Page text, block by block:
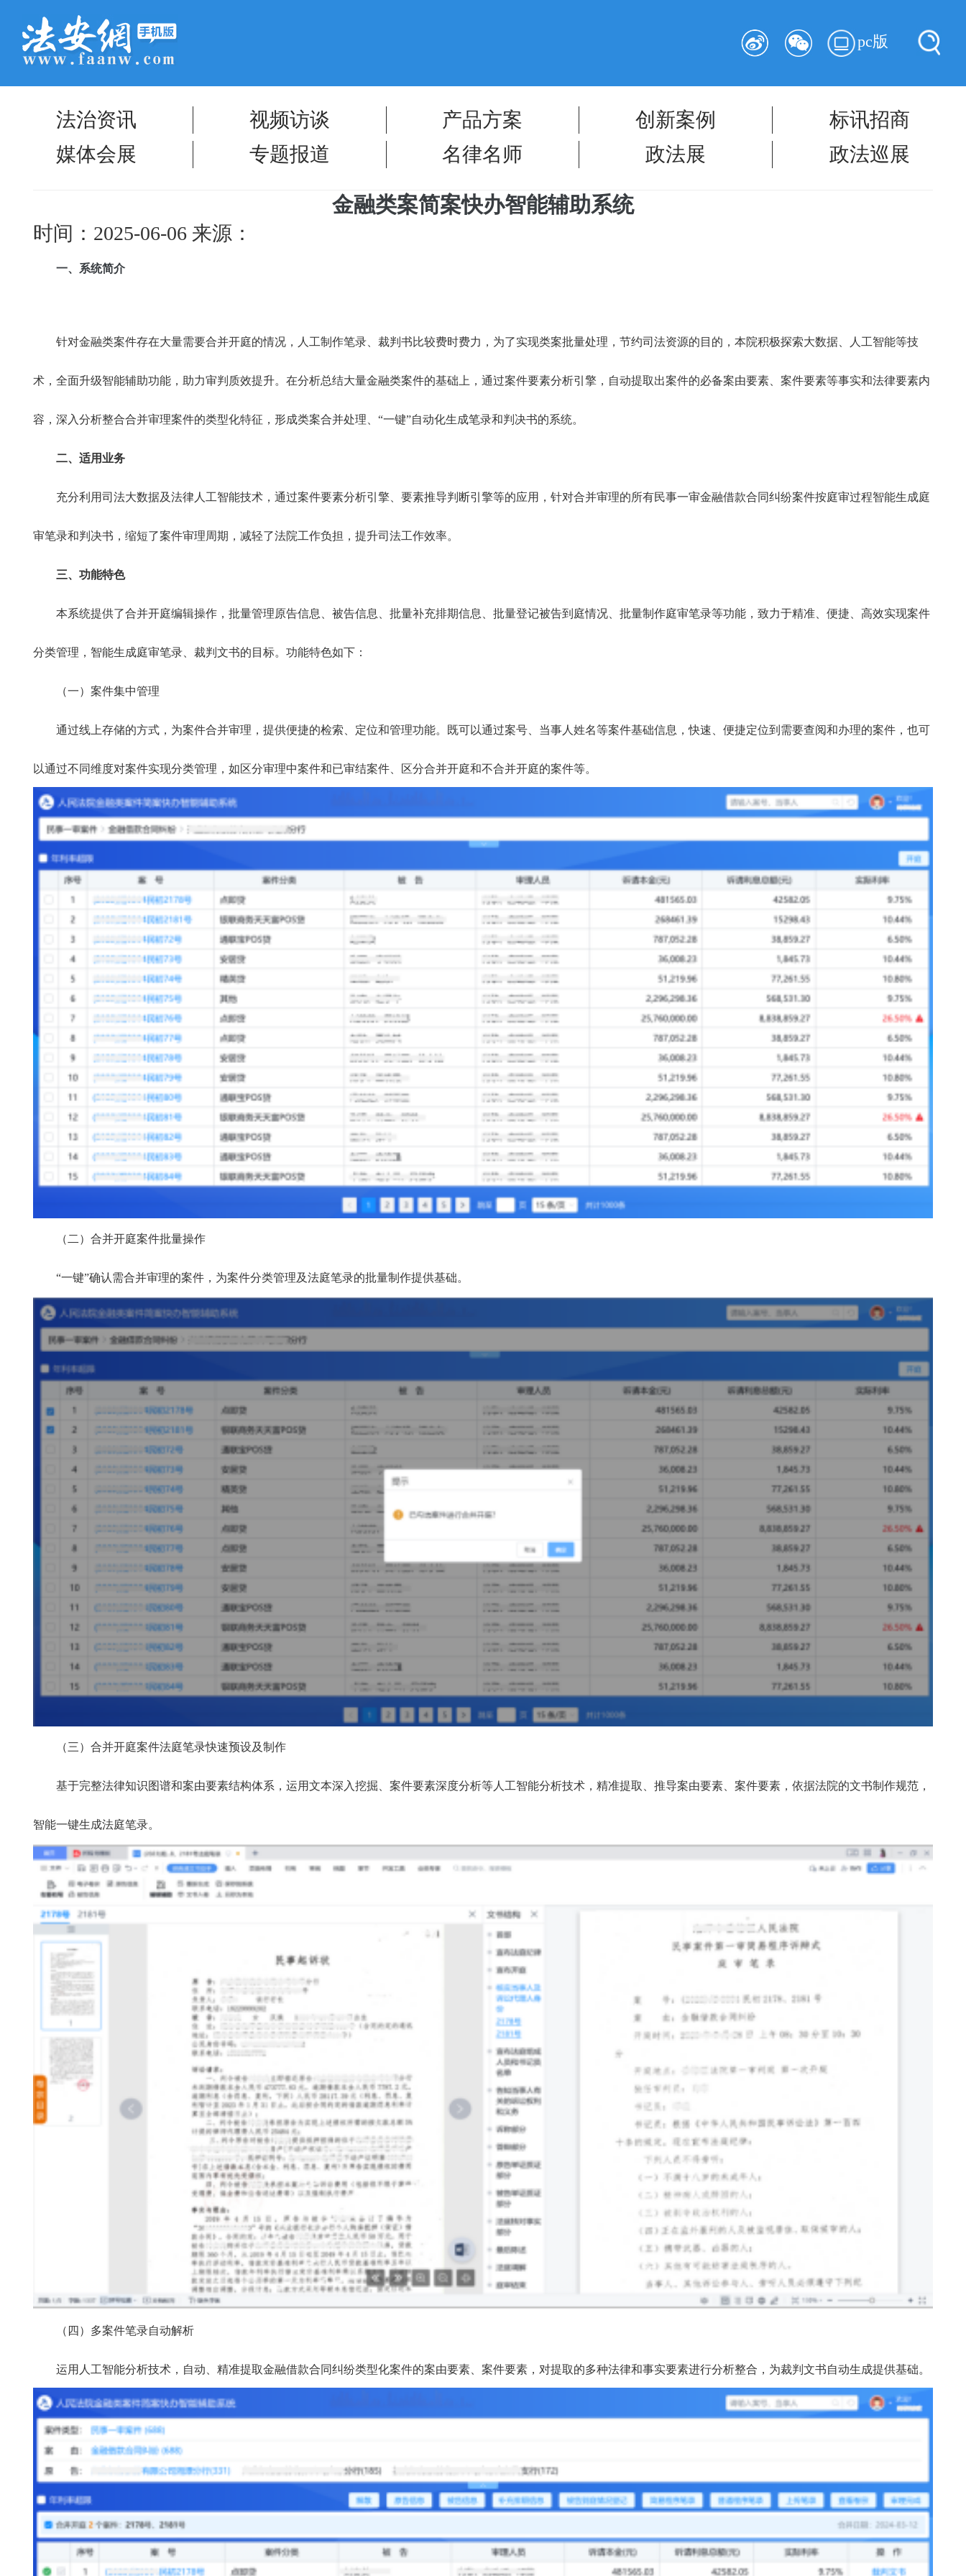
pc版
法治资讯 视频访谈 产品方案 创新案例
标讯招商
媒体会展
专题报道 名律名师 政法展 政法巡展
金融类案简案快办智能辅助系统
时间：2025-06-06 来源：
一、系统简介
针对金融类案件存在大量需要合并开庭的情况，人工制作笔录、裁判书比较费时费力，为了实现类案批量处理，节约司法资源的目的，本院积极探索大数据、人工智能等技
术，全面升级智能辅助功能，助力审判质效提升。在分析总结大量金融类案件的基础上，通过案件要素分析引擎，自动提取出案件的必备案由要素、案件要素等事实和法律要素内
容，深入分析整合合并审理案件的类型化特征，形成类案合并处理、“一键”自动化生成笔录和判决书的系统。
二、适用业务
充分利用司法大数据及法律人工智能技术，通过案件要素分析引擎、要素推导判断引擎等的应用，针对合并审理的所有民事一审金融借款合同纠纷案件按庭审过程智能生成庭
审笔录和判决书，缩短了案件审理周期，减轻了法院工作负担，提升司法工作效率。
三、功能特色
本系统提供了合并开庭编辑操作，批量管理原告信息、被告信息、批量补充排期信息、批量登记被告到庭情况、批量制作庭审笔录等功能，致力于精准、便捷、高效实现案件
分类管理，智能生成庭审笔录、裁判文书的目标。功能特色如下：
（一）案件集中管理
通过线上存储的方式，为案件合并审理，提供便捷的检索、定位和管理功能。既可以通过案号、当事人姓名等案件基础信息，快速、便捷定位到需要查阅和办理的案件，也可
以通过不同维度对案件实现分类管理，如区分审理中案件和已审结案件、区分合并开庭和不合并开庭的案件等。
（二）合并开庭案件批量操作
“一键”确认需合并审理的案件，为案件分类管理及法庭笔录的批量制作提供基础。
（三）合并开庭案件法庭笔录快速预设及制作
基于完整法律知识图谱和案由要素结构体系，运用文本深入挖掘、案件要素深度分析等人工智能分析技术，精准提取、推导案由要素、案件要素，依据法院的文书制作规范，
智能一键生成法庭笔录。
（四）多案件笔录自动解析
运用人工智能分析技术，自动、精准提取金融借款合同纠纷类型化案件的案由要素、案件要素，对提取的多种法律和事实要素进行分析整合，为裁判文书自动生成提供基础。